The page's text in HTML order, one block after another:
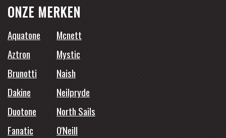
ONZE MERKEN
Aquatone
Mcnett
Aztron
Mystic
Brunotti
Naish
Dakine
Neilpryde
Duotone
North Sails
Fanatic
O'Neill